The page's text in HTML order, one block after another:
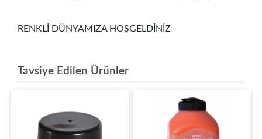
RENKLİ DÜNYAMIZA HOŞGELDİNİZ
Tavsiye Edilen Ürünler